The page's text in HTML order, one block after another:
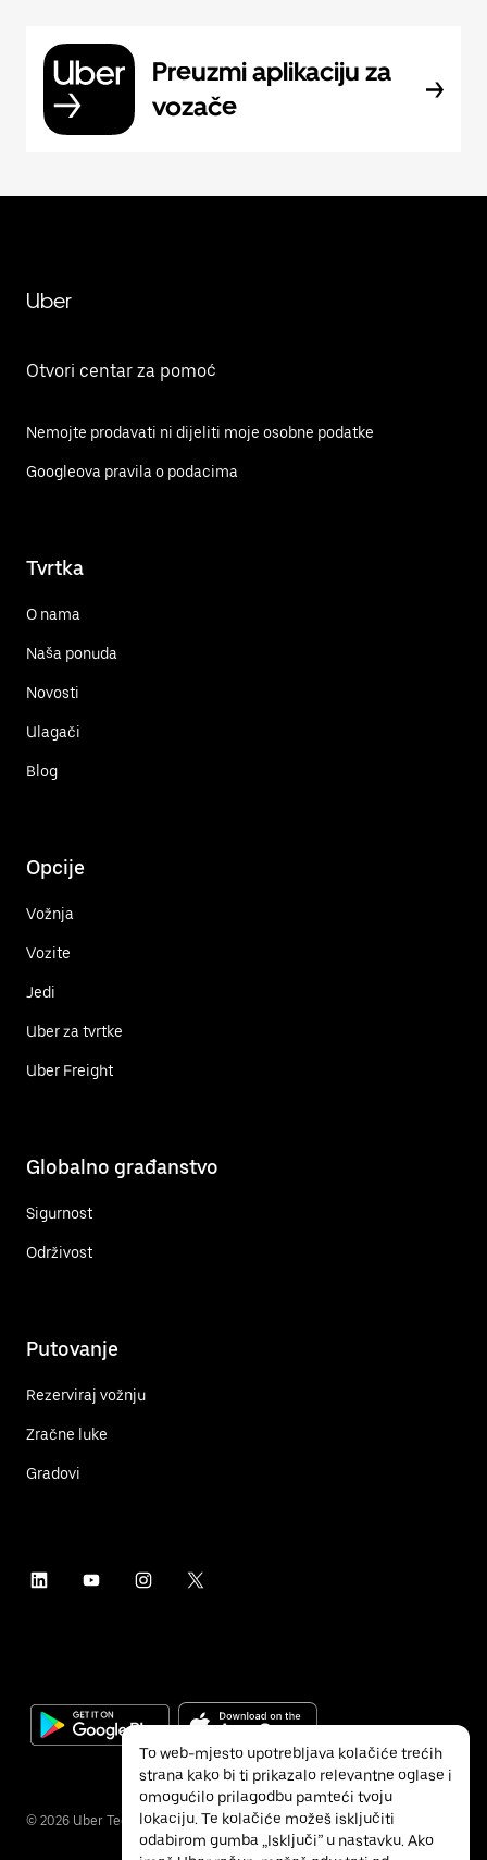
Preuzmi aplikaciju za
vozače
Uber
Otvori centar za pomoć
Nemojte prodavati ni dijeliti moje osobne podatke
Googleova pravila o podacima
Tvrtka
O nama
Naša ponuda
Novosti
Ulagači
Blog
Opcije
Vožnja
Vozite
Jedi
Uber za tvrtke
Uber Freight
Globalno građanstvo
Sigurnost
Održivost
Putovanje
Rezerviraj vožnju
Zračne luke
Gradovi
© 2026 Uber Technologies Inc.
To web-mjesto upotrebljava kolačiće trećih
strana kako bi ti prikazalo relevantne oglase i
omogućilo prilagodbu pamteći tvoju
lokaciju. Te kolačiće možeš isključiti
odabirom gumba „Isključi” u nastavku. Ako